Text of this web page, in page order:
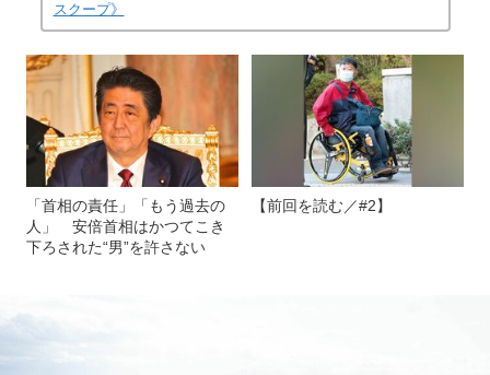
スクープ》
「首相の責任」「もう過去の
人」 安倍首相はかつてこき
下ろされた“男”を許さない
【前回を読む／#2】